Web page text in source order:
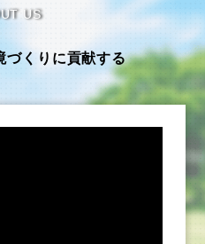
US
づくりに貢献する